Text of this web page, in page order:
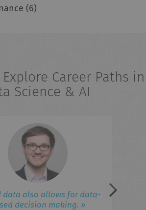
(6)
Explore Career Paths in
Science & AI
data also allows for data-
decision making. »